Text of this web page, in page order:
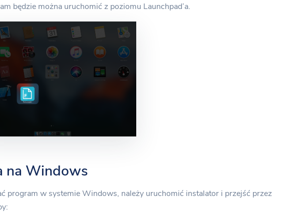
będzie można uruchomić z poziomu Launchpad’a.
na Windows
program w systemie Windows, należy uruchomić instalator i przejść przez